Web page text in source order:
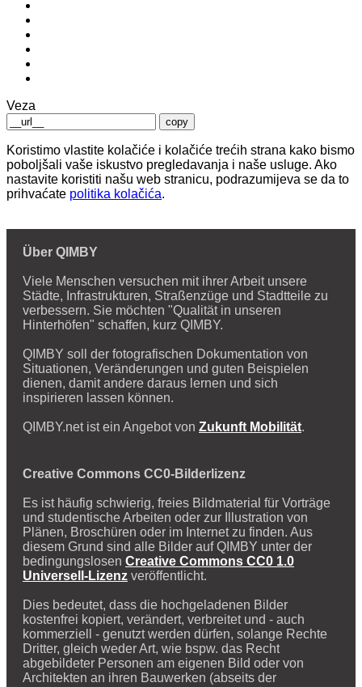
Veza
copy
Koristimo vlastite kolačiće i kolačiće trećih strana kako bismo
poboljšali vaše iskustvo pregledavanja i naše usluge. Ako
nastavite koristiti našu web stranicu, podrazumijeva se da to
prihvaćate politika kolačića.
Über QIMBY
Viele Menschen versuchen mit ihrer Arbeit unsere
Städte, Infrastrukturen, Straßenzüge und Stadtteile zu
verbessern. Sie möchten "Qualität in unseren
Hinterhöfen" schaffen, kurz QIMBY.
QIMBY soll der fotografischen Dokumentation von
Situationen, Veränderungen und guten Beispielen
dienen, damit andere daraus lernen und sich
inspirieren lassen können.
QIMBY.net ist ein Angebot von Zukunft Mobilität.
Creative Commons CC0-Bilderlizenz
Es ist häufig schwierig, freies Bildmaterial für Vorträge
und studentische Arbeiten oder zur Illustration von
Plänen, Broschüren oder im Internet zu finden. Aus
diesem Grund sind alle Bilder auf QIMBY unter der
bedingungslosen Creative Commons CC0 1.0
Universell-Lizenz veröffentlicht.
Dies bedeutet, dass die hochgeladenen Bilder
kostenfrei kopiert, verändert, verbreitet und - auch
kommerziell - genutzt werden dürfen, solange Rechte
Dritter, gleich weder Art, wie bspw. das Recht
abgebildeter Personen am eigenen Bild oder von
Architekten an ihren Bauwerken (abseits der